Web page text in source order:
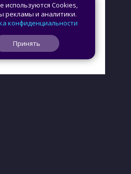
используются Cookies,
рекламы и аналитики.
конфиденциальности
Принять